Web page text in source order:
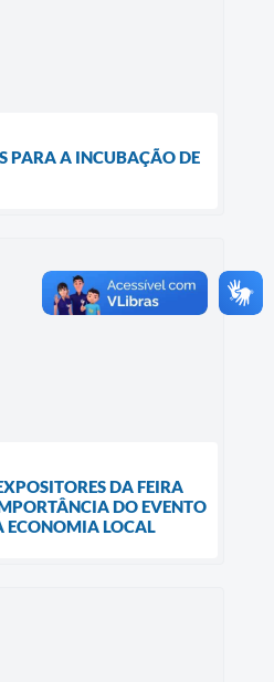
PARA A INCUBAÇÃO DE
DA FEIRA
DO EVENTO
ECONOMIA LOCAL